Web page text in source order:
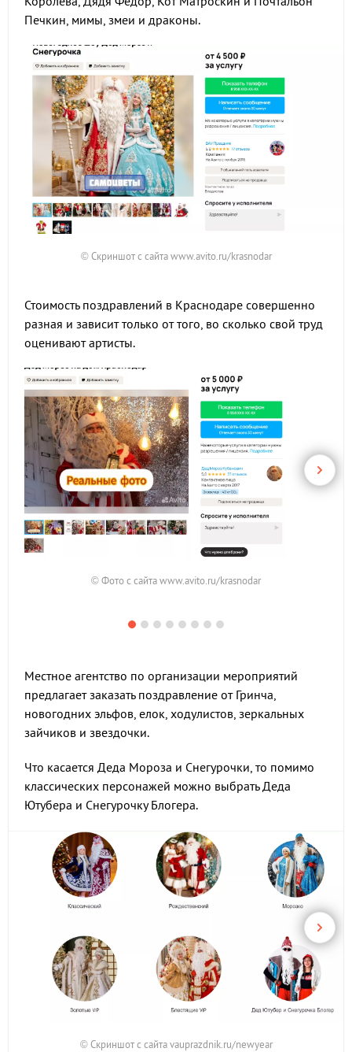
Печкин, мимы, змеи и драконы.
© Скриншот с сайта www.avito.ru/krasnodar
Стоимость поздравлений в Краснодаре совершенно
разная и зависит только от того, во сколько свой труд
оценивают артисты.
© Фото с сайта www.avito.ru/krasnodar
Местное агентство по организации мероприятий
предлагает заказать поздравление от Гринча,
новогодних эльфов, елок, ходулистов, зеркальных
зайчиков и звездочки.
Что касается Деда Мороза и Снегурочки, то помимо
классических персонажей можно выбрать Деда
Ютубера и Снегурочку Блогера.
© Скриншот с сайта vauprazdnik.ru/newyear